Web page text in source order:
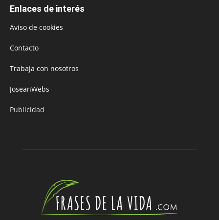
Enlaces de interés
Aviso de cookies
Contacto
Trabaja con nosotros
JoseanWebs
Publicidad